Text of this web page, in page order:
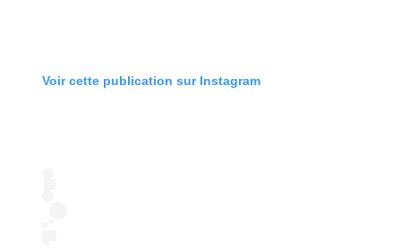
Voir cette publication sur Instagram